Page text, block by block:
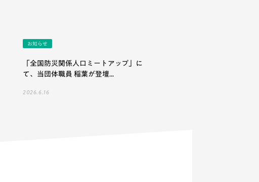
お知らせ
「全国防災関係人口ミートアップ」に
て、当団体職員 稲葉が登壇...
2026.6.16